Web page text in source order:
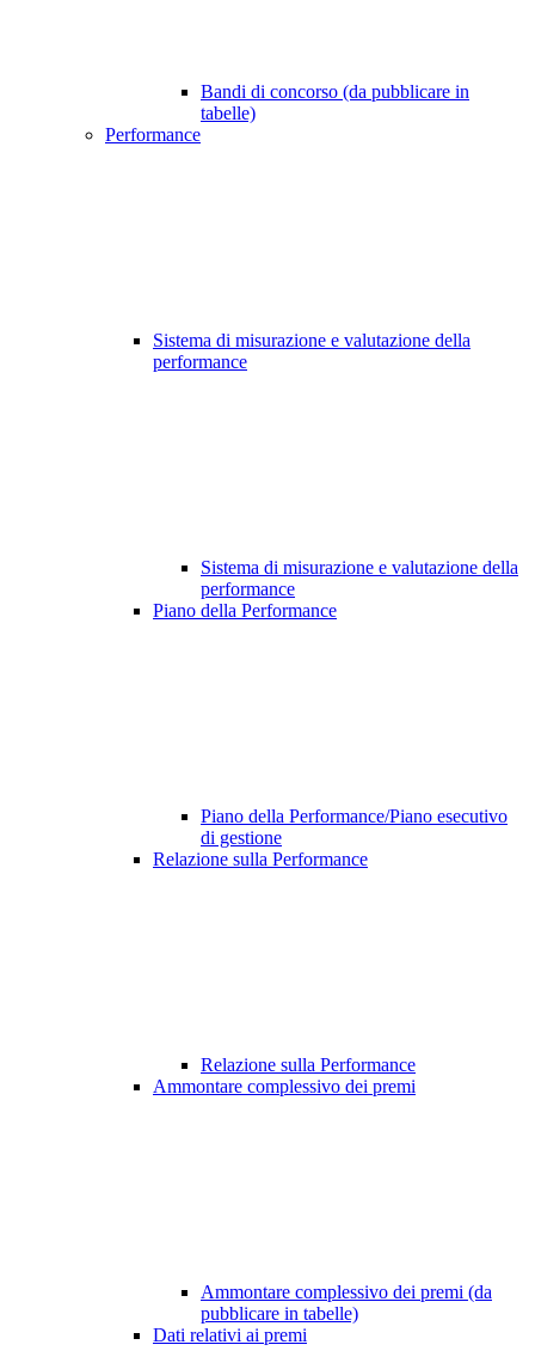
Bandi di concorso (da pubblicare in
tabelle)
Performance
Sistema di misurazione e valutazione della
performance
Sistema di misurazione e valutazione della
performance
Piano della Performance
Piano della Performance/Piano esecutivo
di gestione
Relazione sulla Performance
Relazione sulla Performance
Ammontare complessivo dei premi
Ammontare complessivo dei premi (da
pubblicare in tabelle)
Dati relativi ai premi